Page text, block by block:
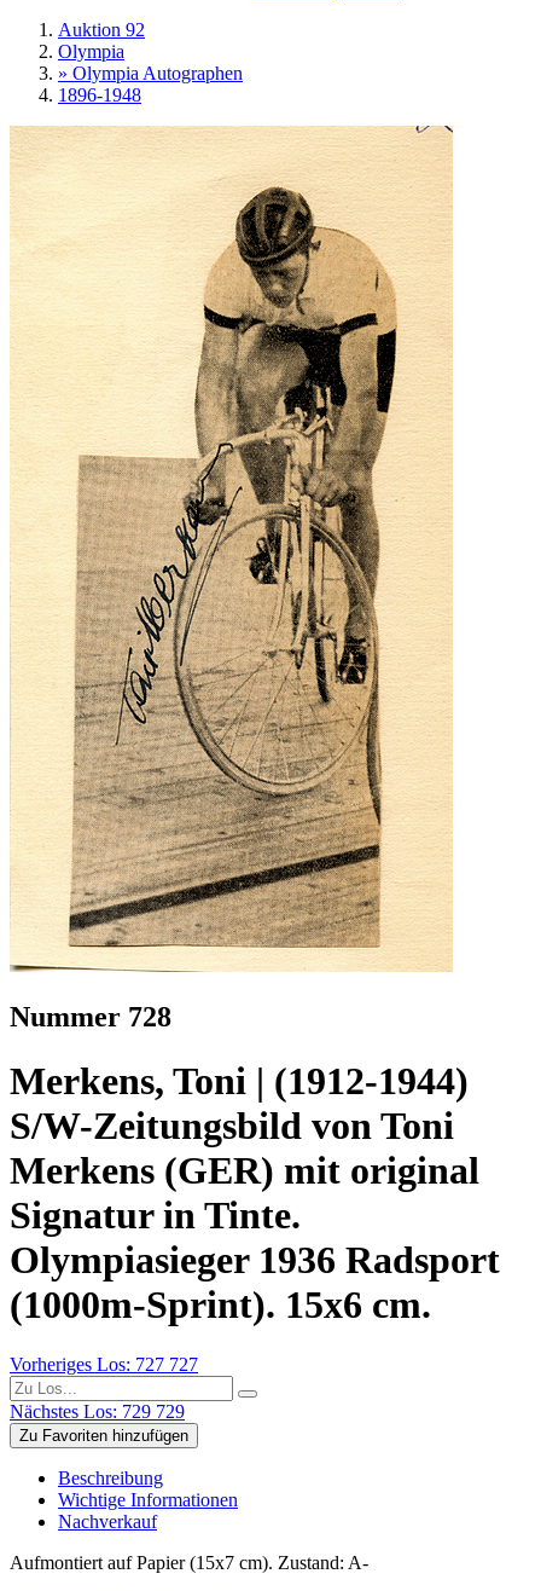
Auktion 92
Olympia
» Olympia Autographen
1896-1948
Nummer 728
Merkens, Toni | (1912-1944)
S/W-Zeitungsbild von Toni
Merkens (GER) mit original
Signatur in Tinte.
Olympiasieger 1936 Radsport
(1000m-Sprint). 15x6 cm.
Vorheriges Los: 727 727
Nächstes Los: 729 729
Zu Favoriten hinzufügen
Beschreibung
Wichtige Informationen
Nachverkauf
Aufmontiert auf Papier (15x7 cm). Zustand: A-